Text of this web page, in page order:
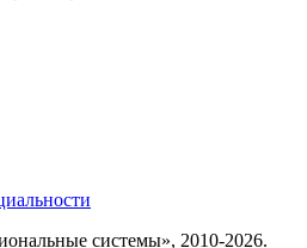
системы», 2010-2026.